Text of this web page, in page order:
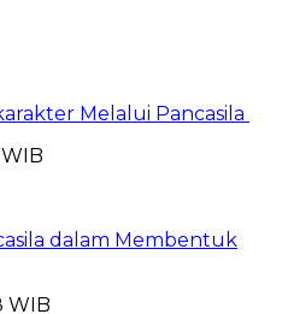
Melalui Pancasila
dalam Membentuk
WIB